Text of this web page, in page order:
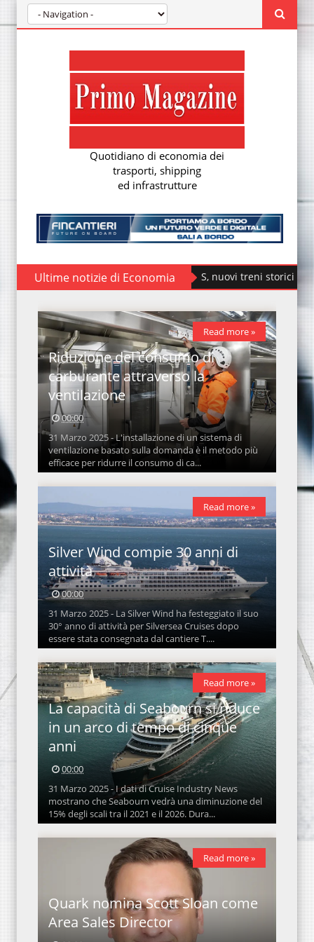
Quotidiano di economia dei
trasporti, shipping
ed infrastrutture
Ultime notizie di Economia
Fondazione FS, nuovi treni storici speciali
Riduzione del consumo di
carburante attraverso la
ventilazione
00:00
31 Marzo 2025 - L'installazione di un sistema di
ventilazione basato sulla domanda è il metodo più
efficace per ridurre il consumo di ca...
Read more »
Silver Wind compie 30 anni di
attività
00:00
31 Marzo 2025 - La Silver Wind ha festeggiato il suo
30° anno di attività per Silversea Cruises dopo
essere stata consegnata dal cantiere T....
Read more »
La capacità di Seabourn si riduce
in un arco di tempo di cinque
anni
00:00
31 Marzo 2025 - I dati di Cruise Industry News
mostrano che Seabourn vedrà una diminuzione del
15% degli scali tra il 2021 e il 2026. Dura...
Read more »
Quark nomina Scott Sloan come
Area Sales Director
Read more »